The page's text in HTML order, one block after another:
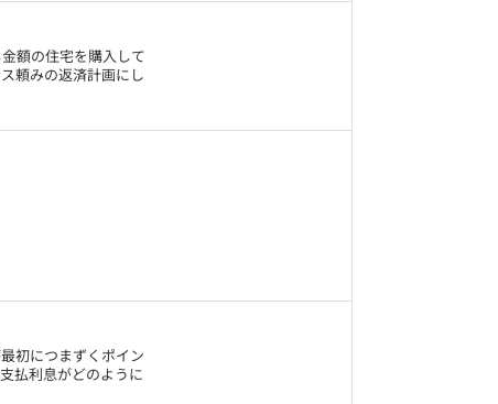
額の住宅を購入して
頼みの返済計画にし
初につまずくポイン
払利息がどのように